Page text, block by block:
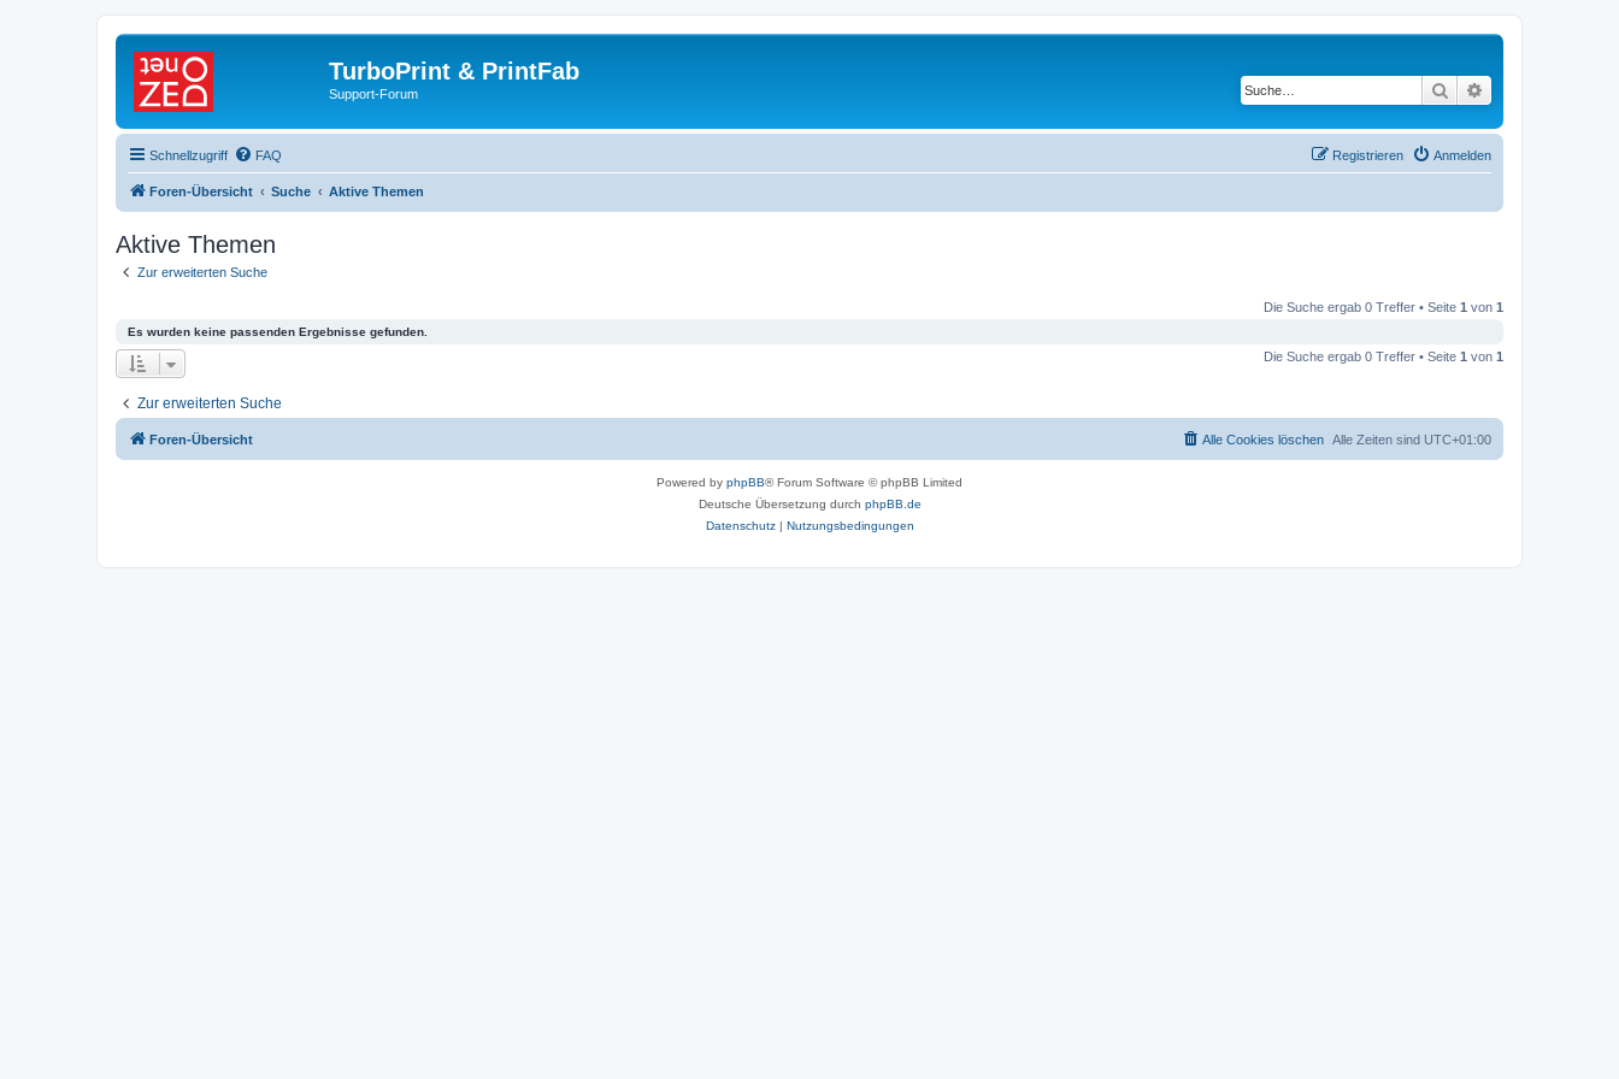
TurboPrint & PrintFab
Support-Forum Suche
Schnellzugriff FAQ Anmelden
Registrieren
Foren-Übersicht Suche Aktive Themen
Aktive Themen
Zur erweiterten Suche
Die Suche ergab 0 Treffer • Seite 1 von 1
Es wurden keine passenden Ergebnisse gefunden.
Die Suche ergab 0 Treffer • Seite 1 von 1
Zur erweiterten Suche
Foren-Übersicht Alle Zeiten sind UTC+01:00
Alle Cookies löschen
Powered by phpBB® Forum Software © phpBB Limited
Deutsche Übersetzung durch phpBB.de
Datenschutz| Nutzungsbedingungen